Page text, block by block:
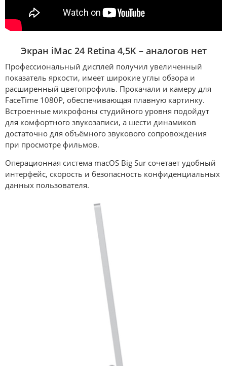
Экран iMac 24 Retina 4,5K – аналогов нет
Профессиональный дисплей получил увеличенный
показатель яркости, имеет широкие углы обзора и
расширенный цветопрофиль. Прокачали и камеру для
FaceTime 1080P, обеспечивающая плавную картинку.
Встроенные микрофоны студийного уровня подойдут
для комфортного звукозаписи, а шести динамиков
достаточно для объёмного звукового сопровождения
при просмотре фильмов.
Операционная система macOS Big Sur сочетает удобный
интерфейс, скорость и безопасность конфиденциальных
данных пользователя.